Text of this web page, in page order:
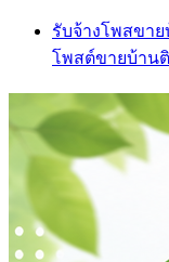
Skip
content
รับจ้างโพสขา
โพสต์ขายบ้าน